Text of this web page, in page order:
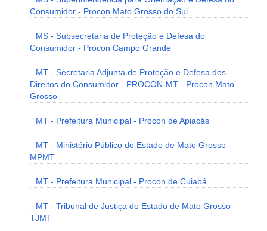
Consumidor - Procon Mato Grosso do Sul
MS - Subsecretaria de Proteção e Defesa do
Consumidor - Procon Campo Grande
MT - Secretaria Adjunta de Proteção e Defesa dos
Direitos do Consumidor - PROCON-MT - Procon Mato
Grosso
MT - Prefeitura Municipal - Procon de Apiacás
MT - Ministério Público do Estado de Mato Grosso -
MPMT
MT - Prefeitura Municipal - Procon de Cuiabá
MT - Tribunal de Justiça do Estado de Mato Grosso -
TJMT